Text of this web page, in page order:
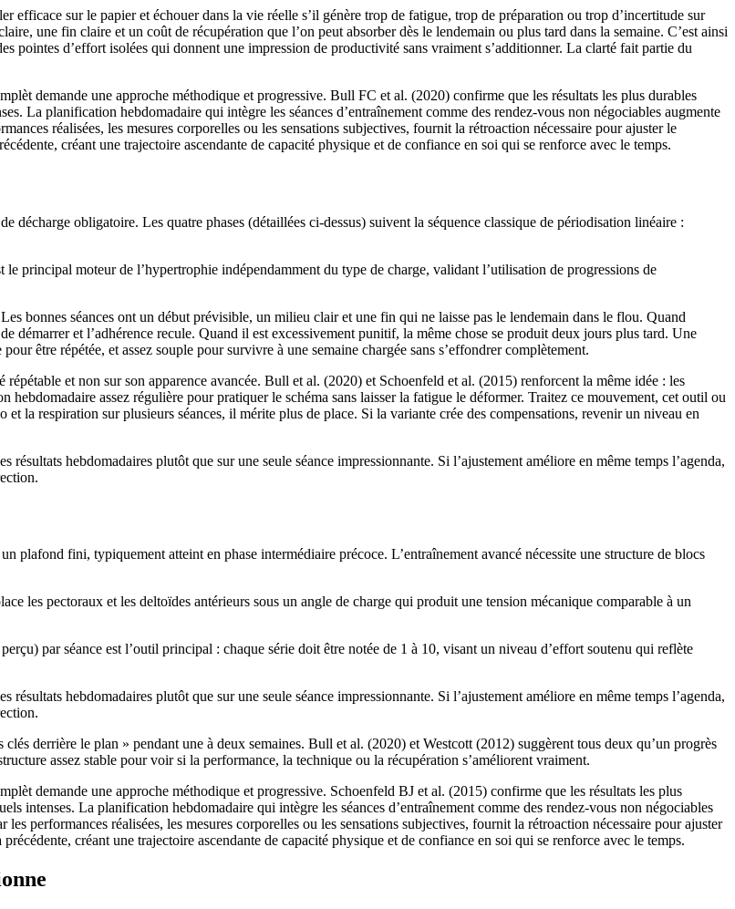
sur le papier et échouer dans la vie réelle s’il génère trop de fatigue, trop de préparation ou trop d’incertitude sur
une fin claire et un coût de récupération que l’on peut absorber dès le lendemain ou plus tard dans la semaine. C’est ainsi
pointes d’effort isolées qui donnent une impression de productivité sans vraiment s’additionner. La clarté fait partie du
demande une approche méthodique et progressive. Bull FC et al. (2020) confirme que les résultats les plus durables
La planification hebdomadaire qui intègre les séances d’entraînement comme des rendez-vous non négociables augmente
réalisées, les mesures corporelles ou les sensations subjectives, fournit la rétroaction nécessaire pour ajuster le
créant une trajectoire ascendante de capacité physique et de confiance en soi qui se renforce avec le temps.
décharge obligatoire. Les quatre phases (détaillées ci-dessus) suivent la séquence classique de périodisation linéaire :
principal moteur de l’hypertrophie indépendamment du type de charge, validant l’utilisation de progressions de
bonnes séances ont un début prévisible, un milieu clair et une fin qui ne laisse pas le lendemain dans le flou. Quand
démarrer et l’adhérence recule. Quand il est excessivement punitif, la même chose se produit deux jours plus tard. Une
être répétée, et assez souple pour survivre à une semaine chargée sans s’effondrer complètement.
et non sur son apparence avancée. Bull et al. (2020) et Schoenfeld et al. (2015) renforcent la même idée : les
hebdomadaire assez régulière pour pratiquer le schéma sans laisser la fatigue le déformer. Traitez ce mouvement, cet outil ou
la respiration sur plusieurs séances, il mérite plus de place. Si la variante crée des compensations, revenir un niveau en
hebdomadaires plutôt que sur une seule séance impressionnante. Si l’ajustement améliore en même temps l’agenda,
plafond fini, typiquement atteint en phase intermédiaire précoce. L’entraînement avancé nécessite une structure de blocs
les pectoraux et les deltoïdes antérieurs sous un angle de charge qui produit une tension mécanique comparable à un
par séance est l’outil principal : chaque série doit être notée de 1 à 10, visant un niveau d’effort soutenu qui reflète
hebdomadaires plutôt que sur une seule séance impressionnante. Si l’ajustement améliore en même temps l’agenda,
derrière le plan » pendant une à deux semaines. Bull et al. (2020) et Westcott (2012) suggèrent tous deux qu’un progrès
assez stable pour voir si la performance, la technique ou la récupération s’améliorent vraiment.
demande une approche méthodique et progressive. Schoenfeld BJ et al. (2015) confirme que les résultats les plus
intenses. La planification hebdomadaire qui intègre les séances d’entraînement comme des rendez-vous non négociables
performances réalisées, les mesures corporelles ou les sensations subjectives, fournit la rétroaction nécessaire pour ajuster
créant une trajectoire ascendante de capacité physique et de confiance en soi qui se renforce avec le temps.